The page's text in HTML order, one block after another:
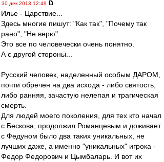
30 дек 2013 12:49
Илье - Царствие...
Здесь многие пишут: "Как так", "Почему так
рано", "Не верю"...
Это все по человечески очень понятно.
А с другой стороны...
Русский человек, наделенный особым ДАРОМ,
почти обречен на два исхода - либо святость,
либо ранняя, зачастую нелепая и трагическая
смерть.
Для людей моего поколения, для тех кто начал
с Бескова, продолжил Романцевым и доживает
с Федуном было два таких уникальных, не
лучших даже, а именно "уникальных" игрока -
Федор Федорович и Цымбаларь. И вот их